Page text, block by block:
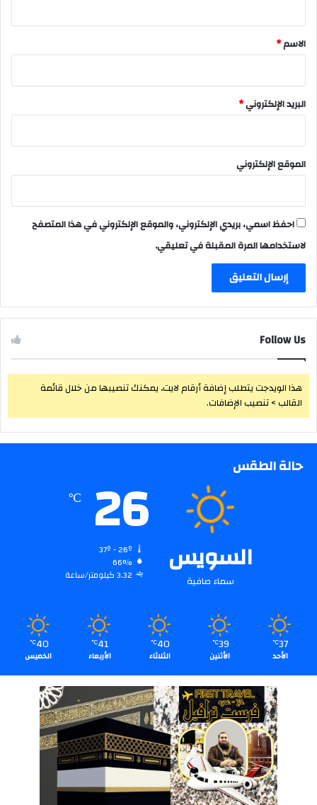
*
الاسم*
البريد الإلكتروني*
الموقع الإلكتروني
احفظ اسمي، بريدي الإلكتروني، والموقع الإلكتروني في هذا المتصفح
لاستخدامها المرة المقبلة في تعليقي.
Follow Us
هذا الويدجت يتطلب إضافة أرقام لايت، يمكنك تنصيبها من خلال قائمة
القالب > تنصيب الإضافات.
حالة الطقس
السويس
سماء صافية
26
℃
66%
3.32 كيلومتر/ساعة
37
℃
الأحد
39
℃
الأثنين
40
℃
الثلاثاء
41
℃
الأربعاء
40
℃
الخميس